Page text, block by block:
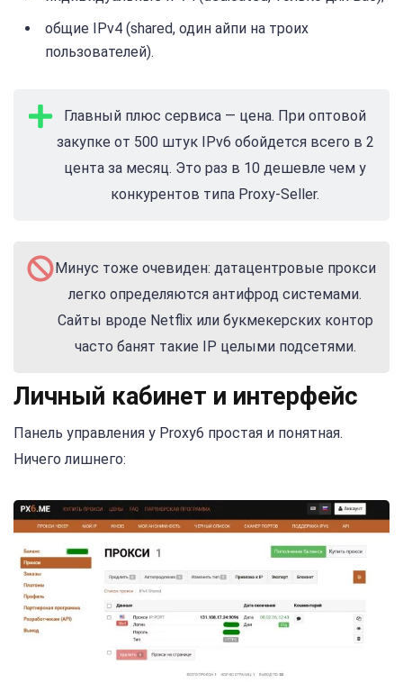
общие IPv4 (shared, один айпи на троих
пользователей).
Главный плюс сервиса — цена. При оптовой
закупке от 500 штук IPv6 обойдется всего в 2
цента за месяц. Это раз в 10 дешевле чем у
конкурентов типа Proxy-Seller.
Минус тоже очевиден: датацентровые прокси
легко определяются антифрод системами.
Сайты вроде Netflix или букмекерских контор
часто банят такие IP целыми подсетями.
Личный кабинет и интерфейс
Панель управления у Proxy6 простая и понятная.
Ничего лишнего: